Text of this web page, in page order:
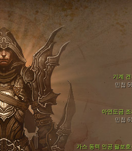
아연도금 조
민첩
가스 동력 인공 팔보호
기계 견
민첩